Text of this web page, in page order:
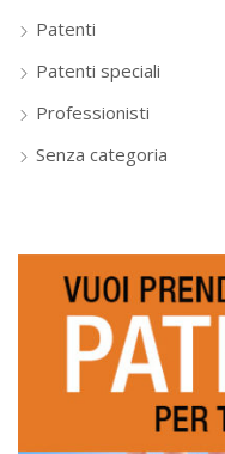
Patenti
Patenti speciali
Professionisti
Senza categoria